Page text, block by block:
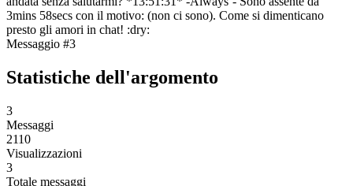
3mins 58secs con il motivo: (non ci sono). Come si dimenticano
presto gli amori in chat! :dry:
Messaggio #3
Statistiche dell'argomento
3
Messaggi
2110
Visualizzazioni
3
Totale messaggi